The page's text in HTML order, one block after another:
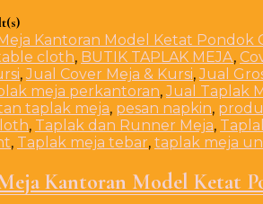
cloth, BUTIK TAPLAK MEJA,
,Jual Cover Meja & Kursi,Jual
meja perkantoran,Jual Taplak
taplak meja, pesan napkin,
, Taplak dan Runner Meja,
, Taplak meja tebar, taplak meja
Kantoran Model Ketat